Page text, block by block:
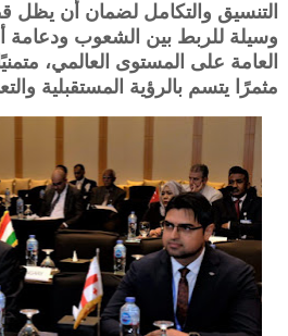
التنسيق والتكامل لضمان أن يظل
وسيلة للربط بين الشعوب ودعامة
العامة على المستوى العالمي،
مثمرًا يتسم بالرؤية المستقبلية